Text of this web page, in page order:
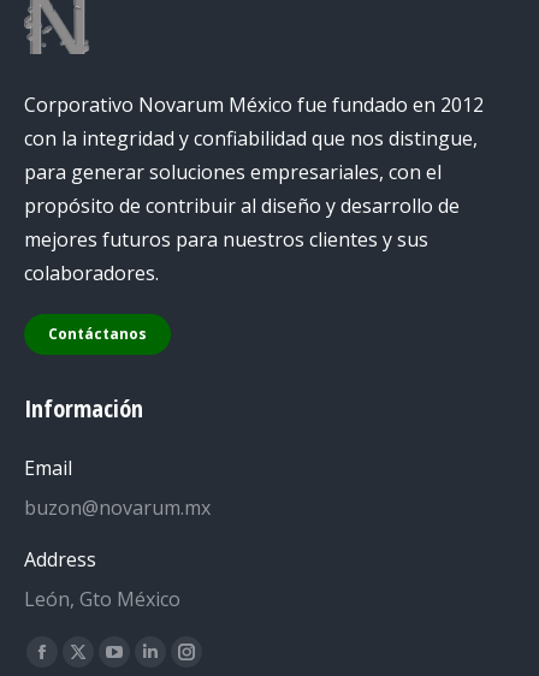
Corporativo Novarum México fue fundado en 2012
con la integridad y confiabilidad que nos distingue,
para generar soluciones empresariales, con el
propósito de contribuir al diseño y desarrollo de
mejores futuros para nuestros clientes y sus
colaboradores.
Contáctanos
Información
Email
buzon@novarum.mx
Address
León, Gto México
Encuéntranos en:
Facebook
X YouTube
LinkedinInstagram